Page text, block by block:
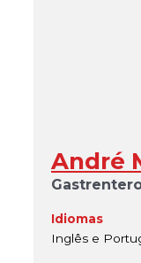
André
Idiomas
Inglês e